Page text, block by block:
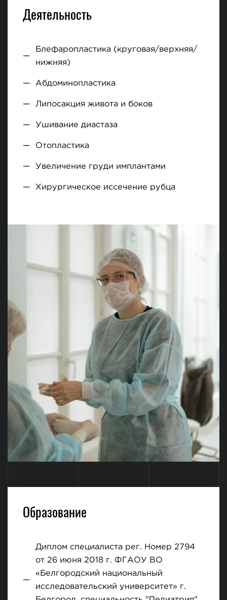
Деятельность
Блефаропластика (круговая/верхняя/
нижняя)
Абдоминопластика
Липосакция живота и боков
Ушивание диастаза
Отопластика
Увеличение груди имплантами
Хирургическое иссечение рубца
Образование
Диплом специалиста рег. Номер 2794
от 26 июня 2018 г. ФГАОУ ВО
«Белгородский национальный
исследовательский университет» г.